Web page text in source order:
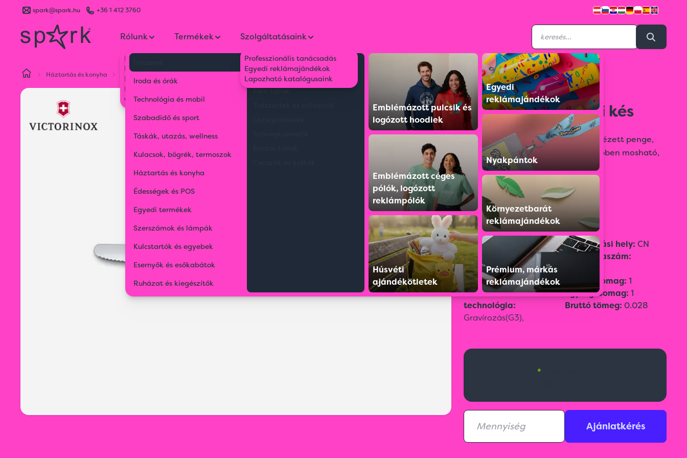
spark@spark.hu +36 1 412 3760
Rólunk
Kik vagyunk
Kapcsolat
Blog
Karrier
Gyakran Ismételt Kérdések
Termékek
Iroda és órák
Technológia és mobil
Szabadidő és sport
Táskák, utazás, wellness
Kulacsok, bögrék, termoszok
Háztartás és konyha
Édességek és POS
Egyedi termékek
Szerszámok és lámpák
Kulcstartók és egyebek
Esernyők és esőkabátok
Ruházat és kiegészítők
Környezetbarát tollak
Műanyag tollak
Fém tollak
Emblémázott pulcsik és
logózott hoodiek
Emblémázott céges
pólók, logózott
reklámpólók
Húsvéti
ajándékötletek
Egyedi
reklámajándékok
Nyakpántok
Környezetbarát
reklámajándékok
Prémium, márkás
reklámajándékok
Szolgáltatásaink
Professzionális tanácsadás
Egyedi reklámajándékok
Lapozható katalógusaink
Háztartás és konyha Konyhai kellékek Victorinox konyhai kés
VX6783303
Victorinox konyhai kés
Svájci konyhai kés, nagyon éles recézett penge,
kényelmes markolat, mosogatógépben mosható,
penge hossza 11 cm, súly 33 g.
Színválaszték:
Szín:Fekete
Méret:
Emblémázási méret:3 ×
0,7
Emblémázási
technológia:
Gravírozás(G3),
Származási hely: CN
Vámtarifaszám:
Gyűjtőcsomag: 1
Egységcsomag: 1
Bruttó tömeg: 0.028
•
Ajánlatkérés